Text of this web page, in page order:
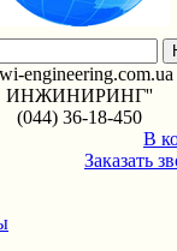
ИНЖИНИРИНГ''
(044) 36-18-450
В
Заказать